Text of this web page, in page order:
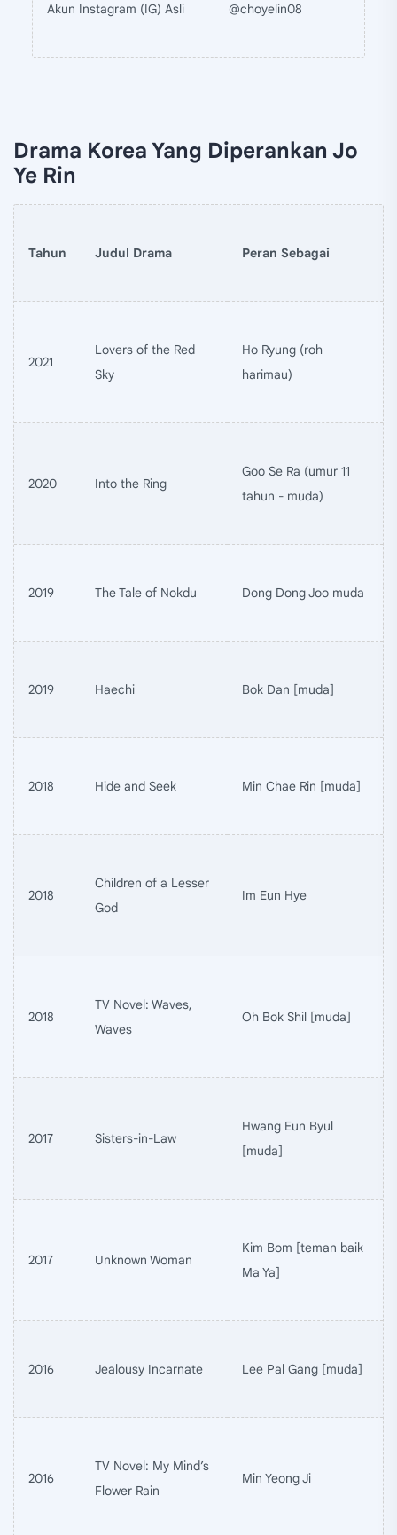
Akun Instagram (IG) Asli @choyelin08
Drama Korea Yang Diperankan Jo
Ye Rin
Tahun Judul Drama Peran Sebagai
2021
Lovers of the Red
Sky
Ho Ryung (roh
harimau)
2020 Into the Ring
Goo Se Ra (umur 11
tahun - muda)
2019 The Tale of Nokdu Dong Dong Joo muda
2019 Haechi Bok Dan [muda]
2018 Hide and Seek Min Chae Rin [muda]
2018
Children of a Lesser
God
Im Eun Hye
2018
TV Novel: Waves,
Waves
Oh Bok Shil [muda]
2017 Sisters-in-Law
Hwang Eun Byul
[muda]
2017 Unknown Woman
Kim Bom [teman baik
Ma Ya]
2016 Jealousy Incarnate Lee Pal Gang [muda]
2016
TV Novel: My Mind’s
Flower Rain
Min Yeong Ji